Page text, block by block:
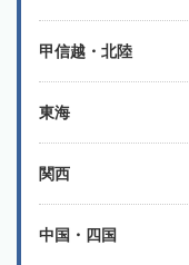
甲信越・北陸
東海
関西
中国・四国